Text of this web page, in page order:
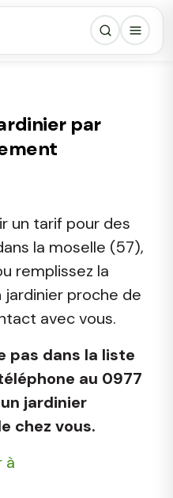
par
un tarif pour des
la moselle (57),
remplissez la
jardinier proche de
avec vous.
pas dans la liste
au 0977
jardinier
chez vous.
à